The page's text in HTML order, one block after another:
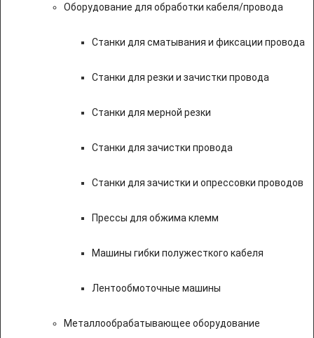
Оборудование для обработки кабеля/провода
Станки для сматывания и фиксации провода
Станки для резки и зачистки провода
Станки для мерной резки
Станки для зачистки провода
Станки для зачистки и опрессовки проводов
Прессы для обжима клемм
Машины гибки полужесткого кабеля
Лентообмоточные машины
Металлообрабатывающее оборудование